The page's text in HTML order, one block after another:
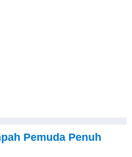
Pemuda Penuh